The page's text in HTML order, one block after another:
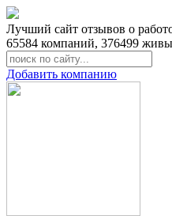
Лучший сайт отзывов о
65584 компаний, 376499
Добавить компанию